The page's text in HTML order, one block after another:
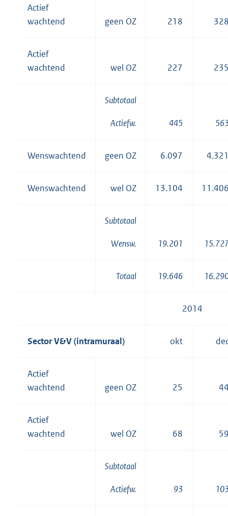
Actief
wachtend
geen OZ 218
Actief
wachtend
wel OZ 227
Subtotaal
Actiefw. 445
Wenswachtend geen OZ 6.097
Wenswachtend wel OZ 13.104
Subtotaal
Wensw. 19.201
Totaal 19.646
2014
Sector V&V (intramuraal) okt
Actief
wachtend
geen OZ 25
Actief
wachtend
wel OZ 68
Subtotaal
Actiefw. 93